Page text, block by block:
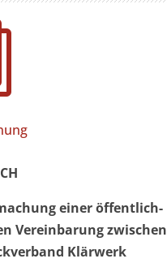
einer öffentlich-
Vereinbarung zwischen
Klärwerk